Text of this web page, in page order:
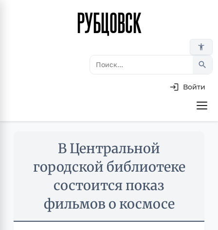
content
РУБЦОВСК
accessibility_new
search
Войти
В Центральной
городской библиотеке
состоится показ
фильмов о космосе